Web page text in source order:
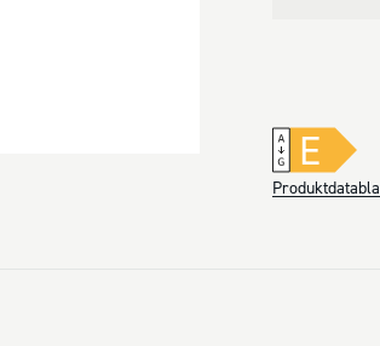
E